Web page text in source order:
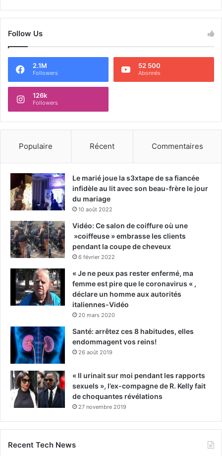
Follow Us
2.1M
Followers
52 500
Abonnés
126k
Followers
Populaire Récent Commentaires
Le marié joue la s3xtape de sa fiancée
infidèle au lit avec son beau-frère le jour
du mariage
10 août 2022
Vidéo: Ce salon de coiffure où une
»coiffeuse » embrasse les clients
pendant la coupe de cheveux
6 février 2022
« Je ne peux pas rester enfermé, ma
femme est pire que le coronavirus « ,
déclare un homme aux autorités
italiennes-Vidéo
20 mars 2020
Santé: arrêtez ces 8 habitudes, elles
endommagent vos reins!
26 août 2019
« Il urinait sur moi pendant les rapports
sexuels », l’ex-compagne de R. Kelly fait
de choquantes révélations
27 novembre 2019
Recent Tech News